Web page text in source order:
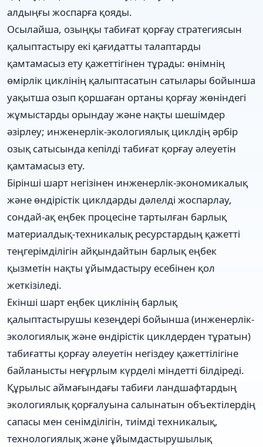
алдыңғы жоспарға қояды.
Осылайша, озыңқы табиғат қорғау стратегиясын
қалыптастыру екі қағидатты талаптарды
қамтамасыз ету қажеттігінен тұрады: өнімнің
өмірлік циклінің қалыптасатын сатылары бойынша
уақытша озып қоршаған ортаны қорғау жөніндегі
жұмыстарды орындау және нақты шешімдер
әзірлеу; инженерлік-экологиялық циклдің әрбір
озық сатысында кепілді табиғат қорғау әлеуетін
қамтамасыз ету.
Бірінші шарт негізінен инженерлік-экономикалық
және өндірістік циклдарды дәлелді жоспарлау,
сондай-ақ еңбек процесіне тартылған барлық
материалдық-техникалық ресурстардың қажетті
теңгерімділігін айқындайтын барлық еңбек
қызметін нақты ұйымдастыру есебінен қол
жеткізіледі.
Екінші шарт еңбек циклінің барлық
қалыптастырушы кезеңдері бойынша (инженерлік-
экологиялық және өндірістік циклдерден тұратын)
табиғатты қорғау әлеуетін негіздеу қажеттілігіне
байланысты неғұрлым күрделі міндетті білдіреді.
Құрылыс аймағындағы табиғи ландшафтардың
экологиялық қорғалуына салынатын объектілердің
сапасы мен сенімділігін, тиімді техникалық,
технологиялық және ұйымдастырушылық